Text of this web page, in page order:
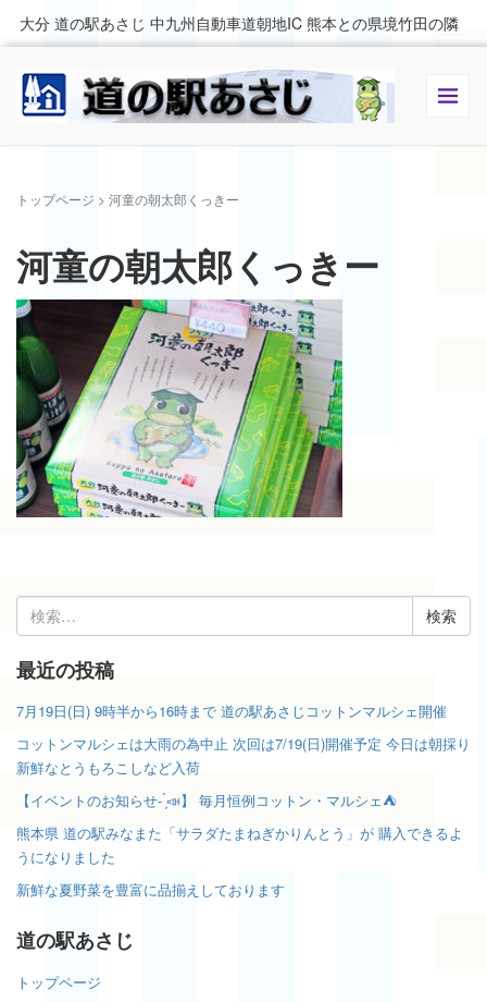
大分 道の駅あさじ 中九州自動車道朝地IC 熊本との県境竹田の隣
トップページ > 河童の朝太郎くっきー
河童の朝太郎くっきー
検
索:
最近の投稿
7月19日(日) 9時半から16時まで 道の駅あさじコットンマルシェ開催
コットンマルシェは大雨の為中止 次回は7/19(日)開催予定 今日は朝採り
新鮮なとうもろこしなど入荷
【イベントのお知らせ- ̗̀📣】 毎月恒例コットン・マルシェ⛺️
熊本県 道の駅みなまた「サラダたまねぎかりんとう」が 購入できるよ
うになりました
新鮮な夏野菜を豊富に品揃えしております
道の駅あさじ
トップページ